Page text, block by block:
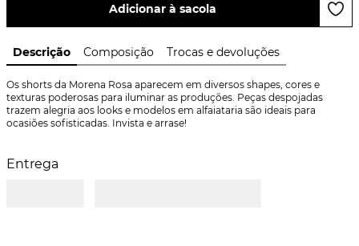
Adicionar à sacola
Descrição Composição Trocas e devoluções
Os shorts da Morena Rosa aparecem em diversos shapes, cores e
texturas poderosas para iluminar as produções. Peças despojadas
trazem alegria aos looks e modelos em alfaiataria são ideais para
ocasiões sofisticadas. Invista e arrase!
Entrega